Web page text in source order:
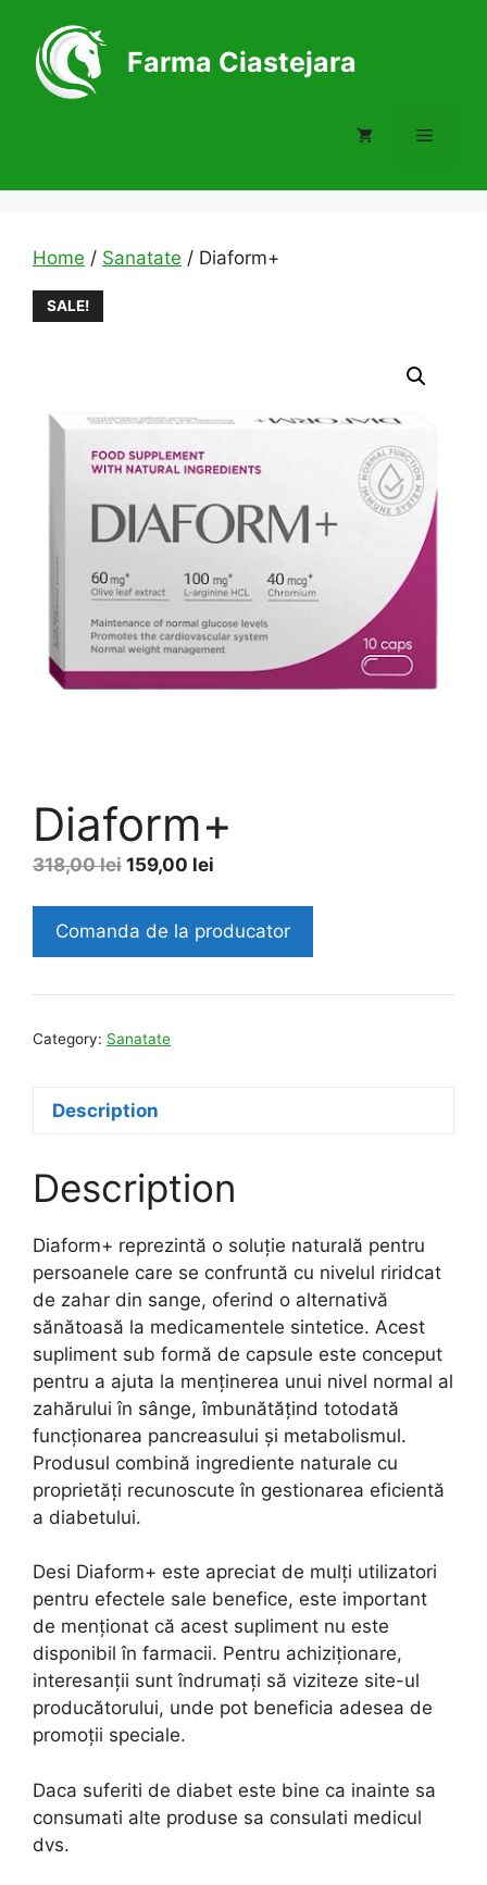
content
Farma Ciastejara
Menu
Home / Sanatate / Diaform+
SALE!
Diaform+
318,00lei Original
318,00 lei.
159,00 lei
159,00 lei.
Comanda de la producator
Category: Sanatate
Description
Description
Diaform+ reprezintă o soluție naturală pentru
persoanele care se confruntă cu nivelul riridcat
de zahar din sange, oferind o alternativă
sănătoasă la medicamentele sintetice. Acest
supliment sub formă de capsule este conceput
pentru a ajuta la menținerea unui nivel normal al
zahărului în sânge, îmbunătățind totodată
funcționarea pancreasului și metabolismul.
Produsul combină ingrediente naturale cu
proprietăți recunoscute în gestionarea eficientă
a diabetului.
Desi Diaform+ este apreciat de mulți utilizatori
pentru efectele sale benefice, este important
de menționat că acest supliment nu este
disponibil în farmacii. Pentru achiziționare,
interesanții sunt îndrumați să viziteze site-ul
producătorului, unde pot beneficia adesea de
promoții speciale.
Daca suferiti de diabet este bine ca inainte sa
consumati alte produse sa consulati medicul
dvs.